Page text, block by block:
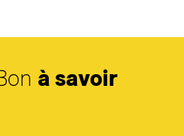
à savoir